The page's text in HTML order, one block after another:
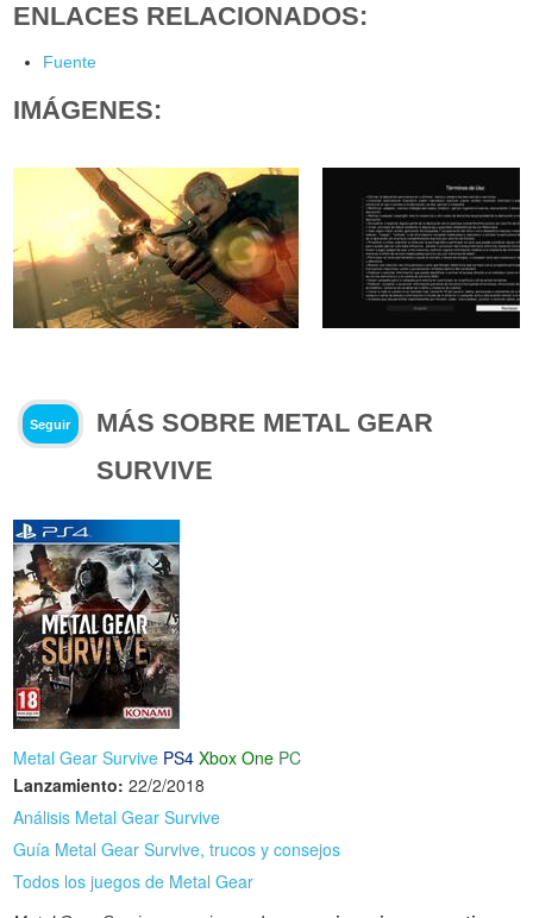
ENLACES RELACIONADOS:
Fuente
IMÁGENES:
Seguir
MÁS SOBRE METAL GEAR
SURVIVE
Metal Gear Survive PS4 Xbox One PC
Lanzamiento: 22/2/2018
Análisis Metal Gear Survive
Guía Metal Gear Survive, trucos y consejos
Todos los juegos de Metal Gear